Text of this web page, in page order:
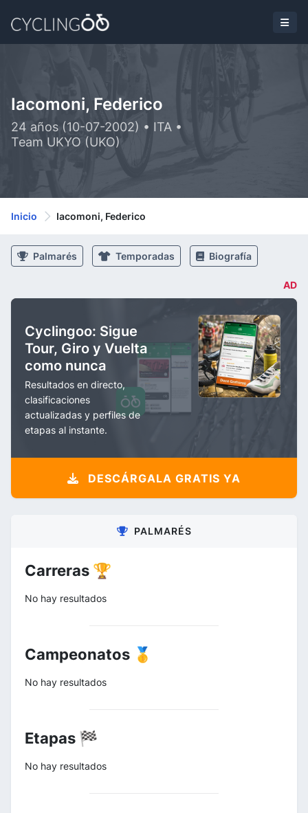
Iacomoni, Federico
24 años (10-07-2002) • ITA •
Team UKYO (UKO)
Inicio Iacomoni, Federico
Palmarés Temporadas Biografía
AD
Cyclingoo: Sigue
Tour, Giro y Vuelta
como nunca
Resultados en directo,
clasificaciones
actualizadas y perfiles de
etapas al instante.
DESCÁRGALA GRATIS YA
PALMARÉS
Carreras 🏆
No hay resultados
Campeonatos 🥇
No hay resultados
Etapas 🏁
No hay resultados